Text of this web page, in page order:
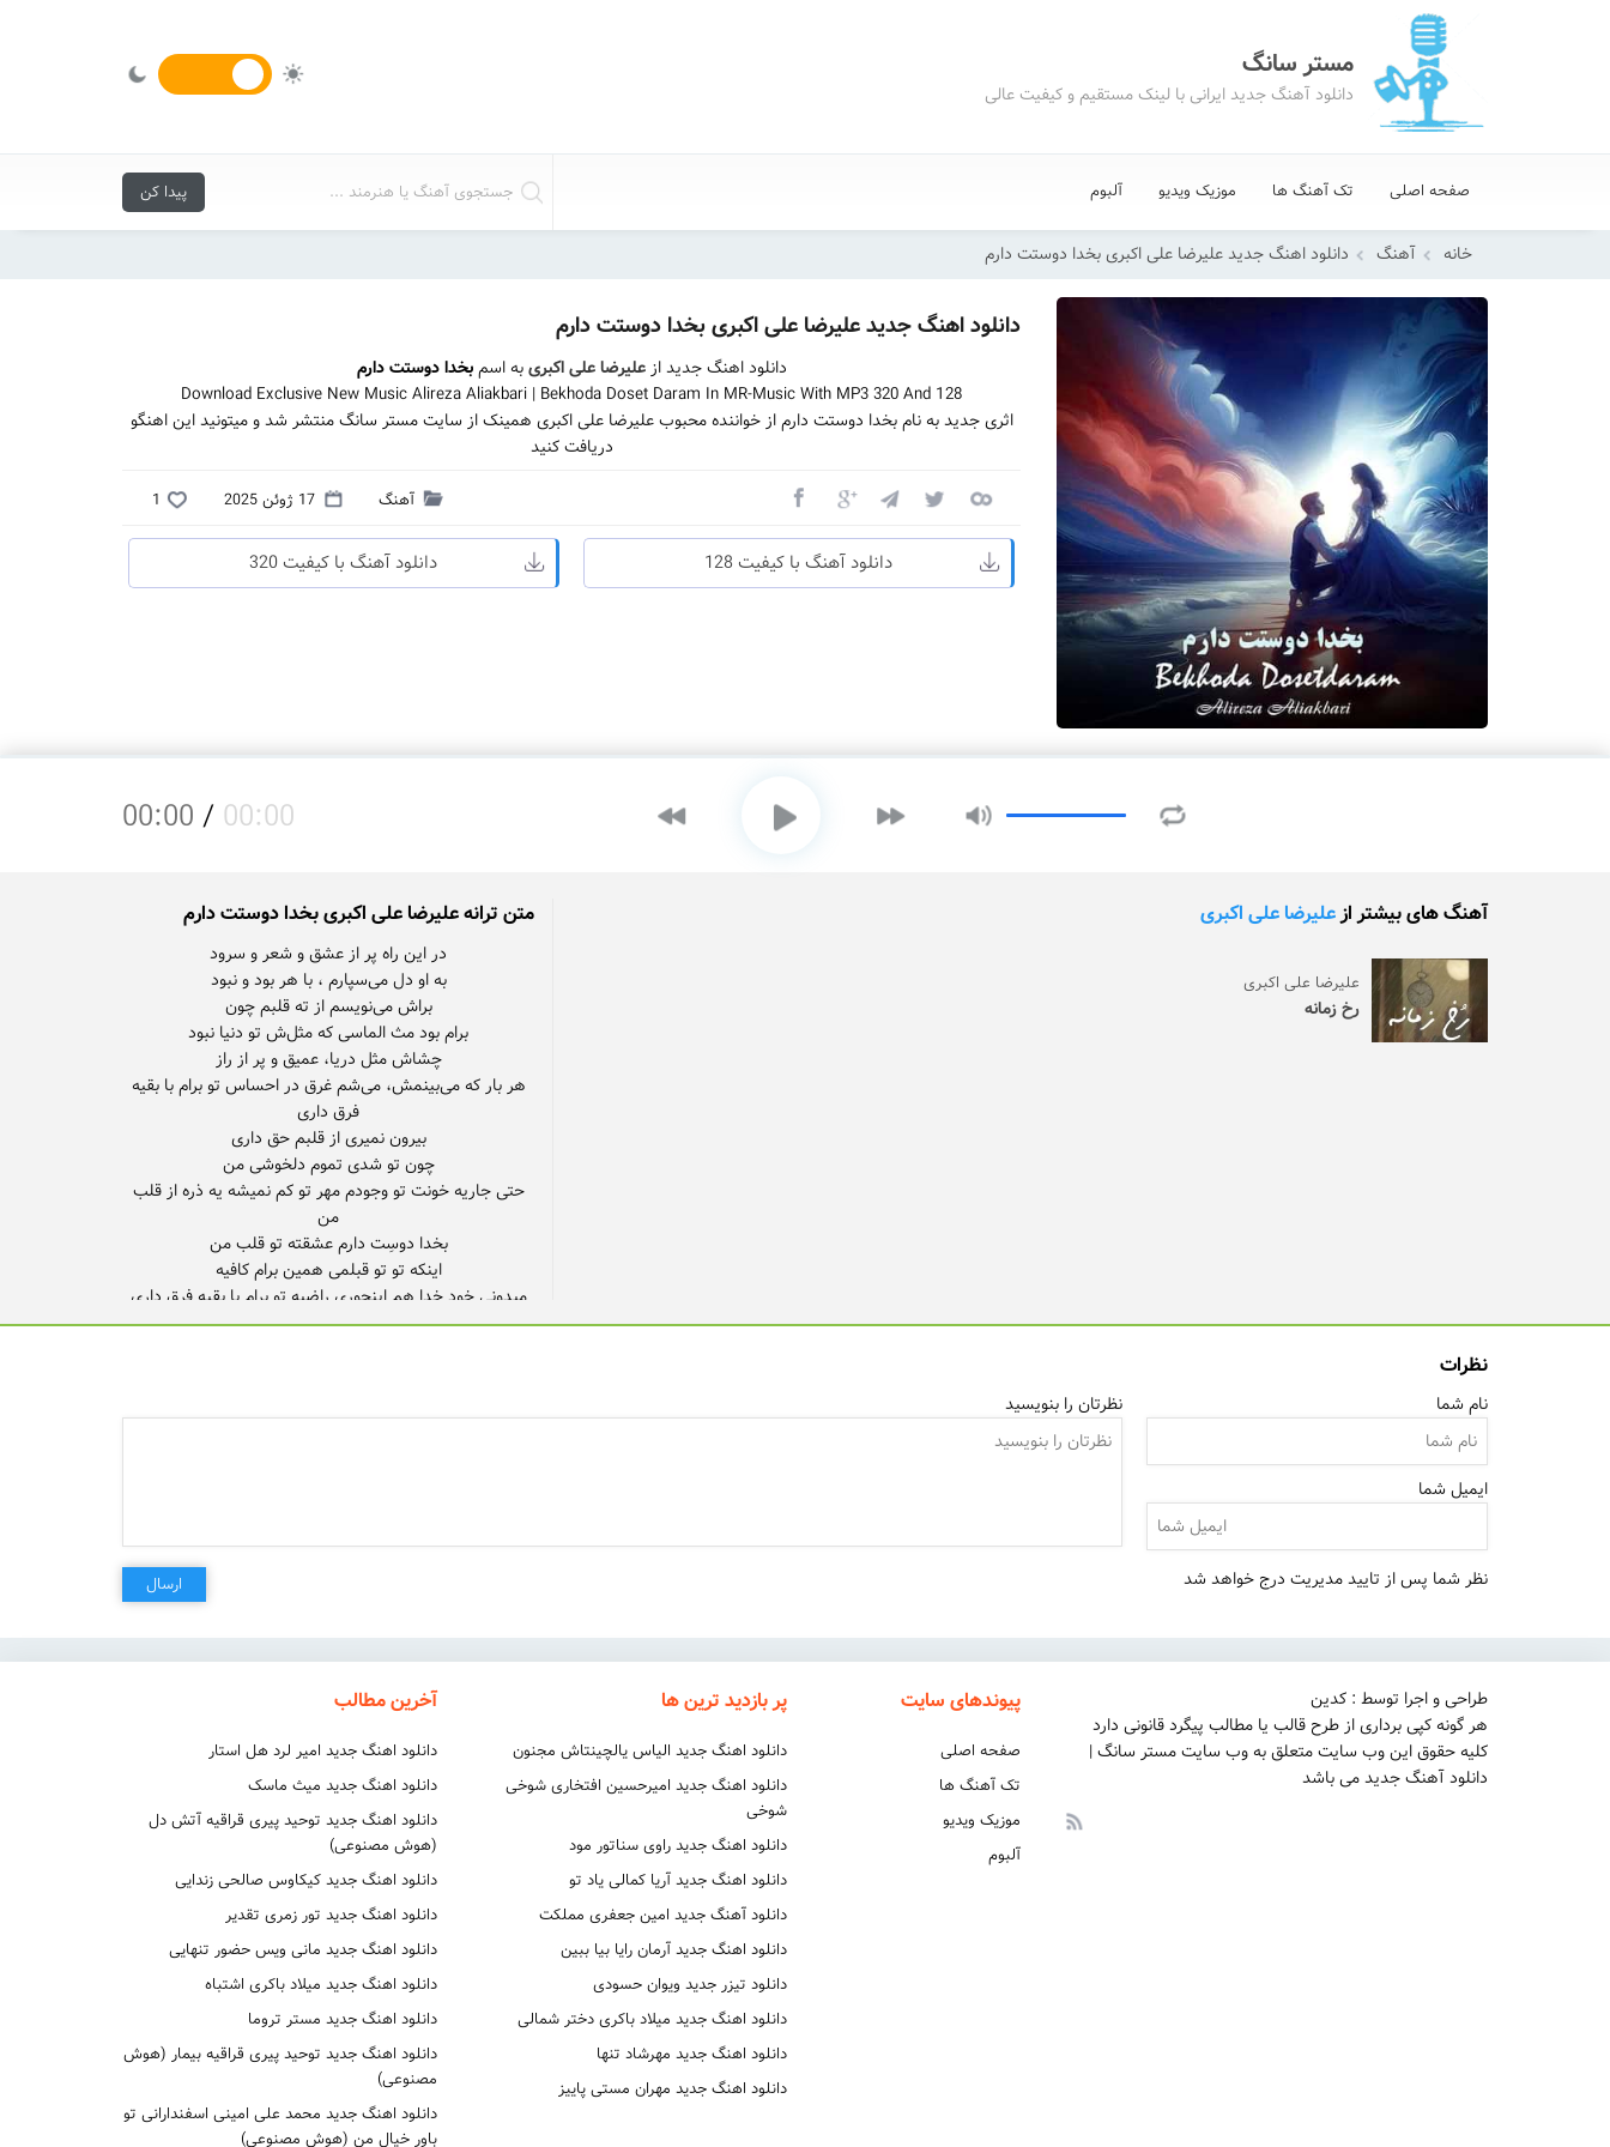
مستر سانگ
دانلود آهنگ جدید ایرانی با لینک مستقیم و کیفیت عالی
صفحه اصلی تک آهنگ ها موزیک ویدیو آلبوم
خانه آهنگ دانلود اهنگ جدید علیرضا علی اکبری بخدا دوستت دارم
دانلود اهنگ جدید علیرضا علی اکبری بخدا دوستت دارم
دانلود اهنگ جدید ازعلیرضا علی اکبریبه اسمبخدا دوستت دارم
Download Exclusive New Music Alireza Aliakbari | Bekhoda Doset Daram In MR-Music With MP3 320 And 128
اثری جدید به نام بخدا دوستت دارم از خواننده محبوب علیرضا علی اکبری همینک از سایت مستر سانگ منتشر شد و میتونید این اهنگو
دریافت کنید
آهنگ 17 ژوئن 2025 1
دانلود آهنگ با کیفیت 128 دانلود آهنگ با کیفیت 320
00:00 / 00:00
آهنگ های بیشتر ازعلیرضا علی اکبری
علیرضا علی اکبری
رخ زمانه
متن ترانه علیرضا علی اکبری بخدا دوستت دارم
هر بار که می‌بینمش، می‌شم غرق در احساس تو برام با بقیه
حتی جاریه خونت تو وجودم مهر تو کم نمیشه یه ذره از قلب
بیرون نمیری از قلبم حق داری
نظرات
نام شما
ایمیل شما
نظرتان را بنویسید
نظر شما پس از تایید مدیریت درج خواهد شد ارسال
طراحی و اجرا توسط : کدین
هر گونه کپی برداری از طرح قالب یا مطالب پیگرد قانونی دارد
کلیه حقوق این وب سایت متعلق به وب سایت مستر سانگ |
دانلود آهنگ جدید می باشد
پیوندهای سایت
صفحه اصلی
تک آهنگ ها
موزیک ویدیو
آلبوم
پر بازدید ترین ها
دانلود اهنگ جدید الیاس یالچینتاش مجنون
دانلود اهنگ جدید امیرحسین افتخاری شوخی
شوخی
دانلود اهنگ جدید راوی سناتور مود
دانلود اهنگ جدید آریا کمالی یاد تو
دانلود آهنگ جدید امین جعفری مملکت
دانلود اهنگ جدید آرمان رایا بیا ببین
دانلود تیزر جدید ویوان حسودی
دانلود اهنگ جدید میلاد باکری دختر شمالی
دانلود اهنگ جدید مهرشاد تنها
دانلود اهنگ جدید مهران مستی پاییز
آخرین مطالب
دانلود اهنگ جدید امیر لرد هل استار
دانلود اهنگ جدید میث ماسک
دانلود اهنگ جدید توحید پیری قراقیه آتش دل
(هوش مصنوعی)
دانلود اهنگ جدید کیکاوس صالحی زندایی
دانلود اهنگ جدید تور زمری تقدیر
دانلود اهنگ جدید مانی ویس حضور تنهایی
دانلود اهنگ جدید میلاد باکری اشتباه
دانلود اهنگ جدید مستر تروما
دانلود اهنگ جدید توحید پیری قراقیه بیمار (هوش
مصنوعی)
دانلود اهنگ جدید محمد علی امینی اسفندارانی تو
باور خیال من (هوش مصنوعی)